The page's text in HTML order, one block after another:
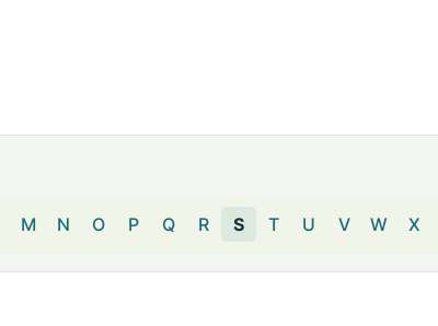
M N O P Q R S T U V W X